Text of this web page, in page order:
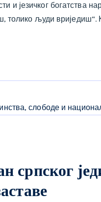
и језичког богатства
толико људи вриједиш“.
српског